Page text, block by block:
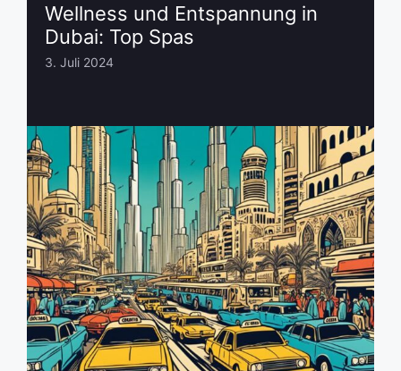
Wellness und Entspannung in
Dubai: Top Spas
3. Juli 2024